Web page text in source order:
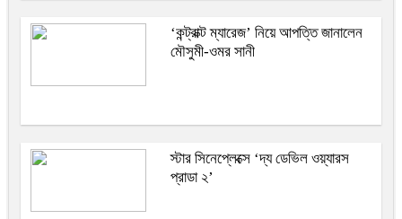
‘কন্ট্রাক্ট ম্যারেজ’ নিয়ে আপত্তি জানালেন
মৌসুমী-ওমর সানী
স্টার সিনেপ্লেক্সে ‘দ্য ডেভিল ওয়্যারস
প্রাডা ২’